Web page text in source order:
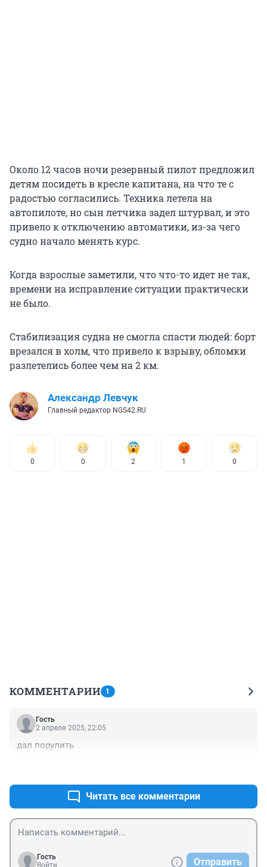
Около 12 часов ночи резервный пилот предложил
детям посидеть в кресле капитана, на что те с
радостью согласились. Техника летела на
автопилоте, но сын летчика задел штурвал, и это
привело к отключению автоматики, из-за чего
судно начало менять курс.
Когда взрослые заметили, что что-то идет не так,
времени на исправление ситуации практически
не было.
Стабилизация судна не смогла спасти людей: борт
врезался в холм, что привело к взрыву, обломки
разлетелись более чем на 2 км.
Александр Левчук
Главный редактор NGS42.RU
0 0 2 1 0
КОММЕНТАРИИ 1
Гость
2 апреля 2025, 22:05
дал порулить
Читать все комментарии
Гость
Войти
Отправить